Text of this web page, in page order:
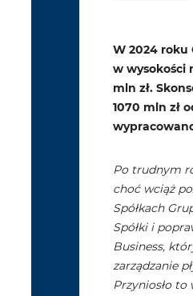
W 2024 roku
w wysokości
mln zł.
1070 mln zł
Po trudnym
choć wciąż
Spółkach
Spółki i
Business,
zarządzanie
Przyniosło